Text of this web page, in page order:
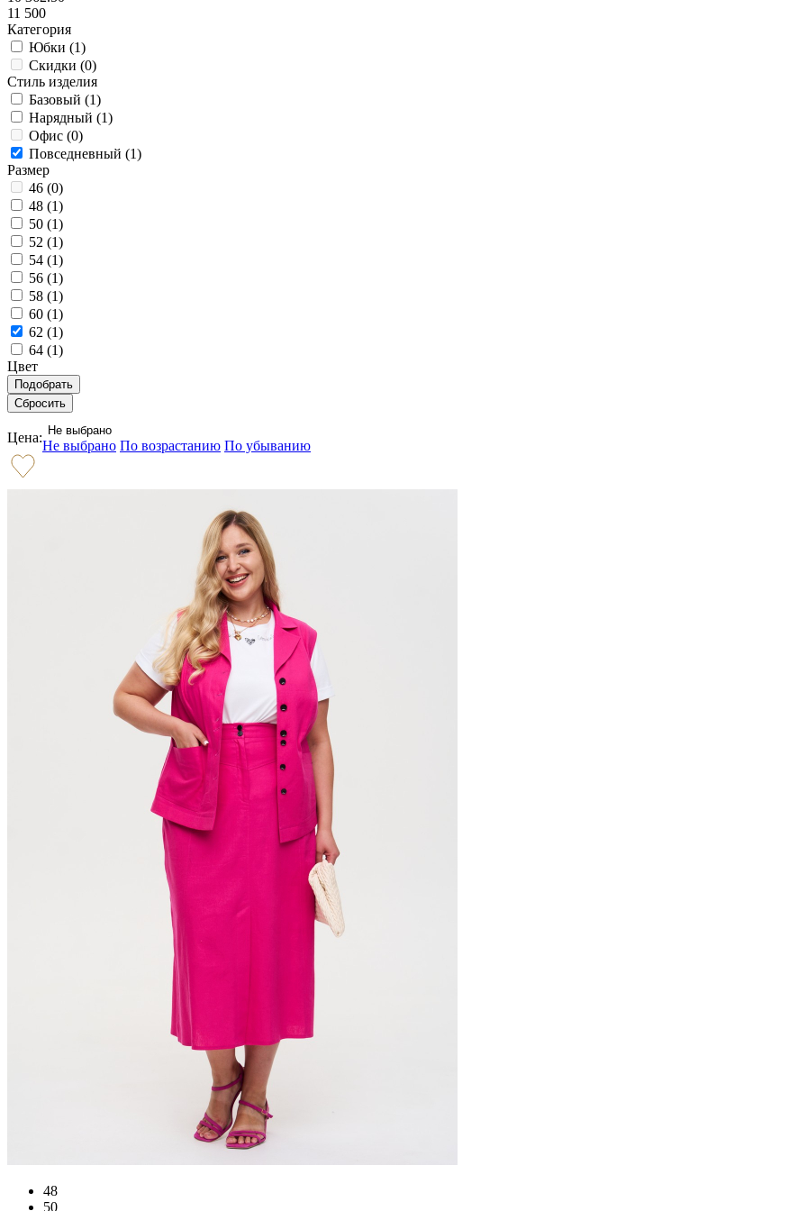
11 500
Категория
Юбки (1)
Скидки (0)
Стиль изделия
Базовый (1)
Нарядный (1)
Офис (0)
Повседневный (1)
Размер
46 (0)
48 (1)
50 (1)
52 (1)
54 (1)
56 (1)
58 (1)
60 (1)
62 (1)
64 (1)
Цвет
Цена: Не выбрано
Не выбрано По возрастанию По убыванию
48
50